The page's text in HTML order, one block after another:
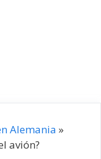
Alemania »
avión?